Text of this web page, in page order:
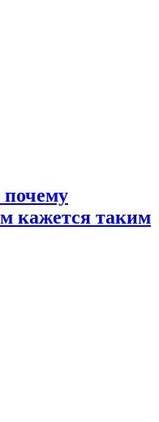
кажется таким